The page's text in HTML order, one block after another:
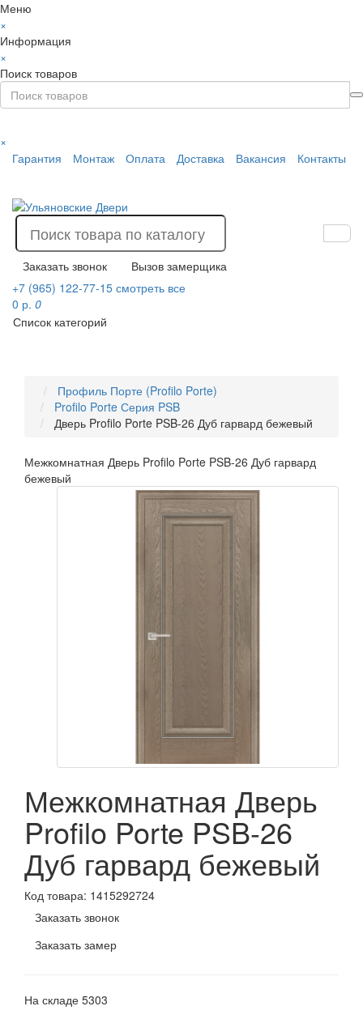
Меню
×
Информация
×
Поиск товаров
×
Гарантия
Монтаж Оплата Доставка Вакансия Контакты
Заказать звонок
Вызов замерщика
+7 (965) 122-77-15 смотреть все
0 р. 0
Список категорий
Профиль Порте (Profilo Porte)
Profilo Porte Серия PSB
Дверь Profilo Porte PSB-26 Дуб гарвард бежевый
Межкомнатная Дверь Profilo Porte PSB-26 Дуб гарвард
бежевый
Межкомнатная Дверь
Profilo Porte PSB-26
Дуб гарвард бежевый
Код товара: 1415292724
Заказать звонок
Заказать замер
На складе 5303